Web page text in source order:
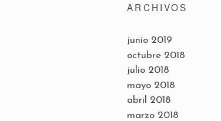
ARCHIVOS
junio 2019
octubre 2018
julio 2018
mayo 2018
abril 2018
marzo 2018